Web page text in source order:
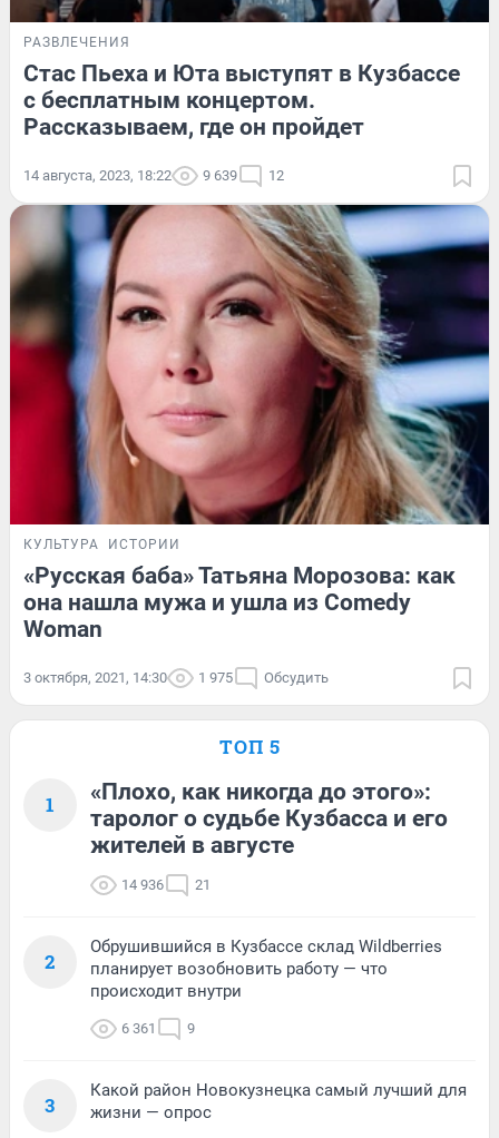
РАЗВЛЕЧЕНИЯ
Стас Пьеха и Юта выступят в Кузбассе
с бесплатным концертом.
Рассказываем, где он пройдет
14 августа, 2023, 18:22 9 639 12
КУЛЬТУРА ИСТОРИИ
«Русская баба» Татьяна Морозова: как
она нашла мужа и ушла из Comedy
Woman
3 октября, 2021, 14:30 1 975 Обсудить
ТОП 5
1
«Плохо, как никогда до этого»:
таролог о судьбе Кузбасса и его
жителей в августе
14 936 21
2
Обрушившийся в Кузбассе склад Wildberries
планирует возобновить работу — что
происходит внутри
6 361 9
3
Какой район Новокузнецка самый лучший для
жизни — опрос